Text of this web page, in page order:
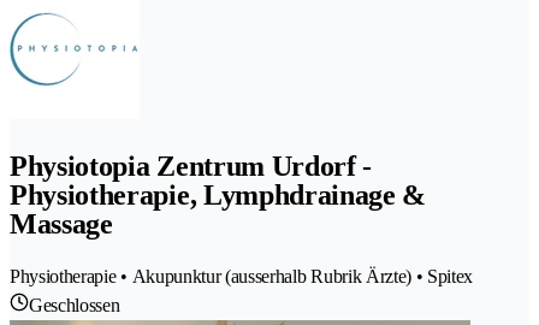
Physiotopia Zentrum Urdorf -
Physiotherapie, Lymphdrainage &
Massage
Physiotherapie • Akupunktur (ausserhalb Rubrik Ärzte) • Spitex
Geschlossen